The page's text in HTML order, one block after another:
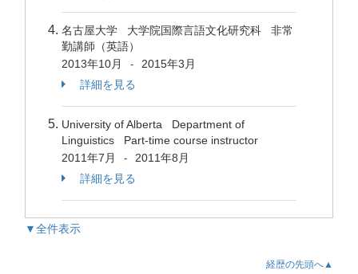
名古屋大学 大学院国際言語文化研究科 非常
勤講師（英語）
2013年10月
-
2015年3月
詳細を見る
University of Alberta Department of
Linguistics Part-time course instructor
2011年7月
-
2011年8月
詳細を見る
▼全件表示
経歴の先頭へ▲